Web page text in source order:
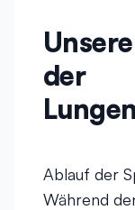
der
Ablauf der
Während